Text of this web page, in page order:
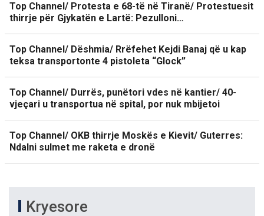
Top Channel/ Protesta e 68-të në Tiranë/ Protestuesit
thirrje për Gjykatën e Lartë: Pezulloni…
Top Channel/ Dëshmia/ Rrëfehet Kejdi Banaj që u kap
teksa transportonte 4 pistoleta “Glock”
Top Channel/ Durrës, punëtori vdes në kantier/ 40-
vjeçari u transportua në spital, por nuk mbijetoi
Top Channel/ OKB thirrje Moskës e Kievit/ Guterres:
Ndalni sulmet me raketa e dronë
Kryesore